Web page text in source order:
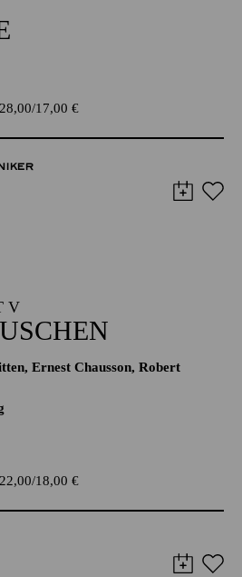
28,00 17,00 €
V
Ernest Chausson, Robert
22,00 18,00 €